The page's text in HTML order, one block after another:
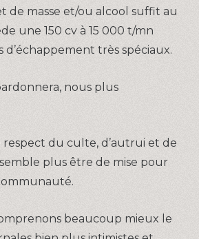
de masse et/ou alcool suffit au
une 150 cv à 15 000 t/mn
d’échappement très spéciaux.
nous plus
respect du culte, d’autrui et de
plus être de mise pour
beaucoup mieux le